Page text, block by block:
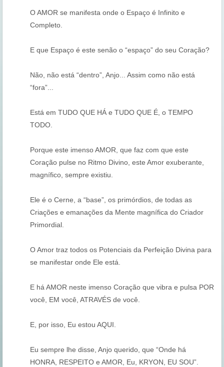
O AMOR se manifesta onde o Espaço é Infinito e
Completo.
E que Espaço é este senão o “espaço” do seu Coração?
Não, não está “dentro”, Anjo... Assim como não está
“fora”...
Está em TUDO QUE HÁ e TUDO QUE É, o TEMPO
TODO.
Porque este imenso AMOR, que faz com que este
Coração pulse no Ritmo Divino, este Amor exuberante,
magnífico, sempre existiu.
Ele é o Cerne, a “base”, os primórdios, de todas as
Criações e emanações da Mente magnífica do Criador
Primordial.
O Amor traz todos os Potenciais da Perfeição Divina para
se manifestar onde Ele está.
E há AMOR neste imenso Coração que vibra e pulsa POR
você, EM você, ATRAVÉS de você.
E, por isso, Eu estou AQUI.
Eu sempre lhe disse, Anjo querido, que “Onde há
HONRA, RESPEITO e AMOR, Eu, KRYON, EU SOU”.